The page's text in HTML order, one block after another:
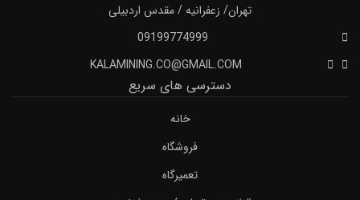
تهران/ زعفرانیه / مقدس اردبیلی
09199774999
KALAMINING.CO@GMAIL.COM
دسترسی های سریع
خانه
فروشگاه
تعمیرگاه